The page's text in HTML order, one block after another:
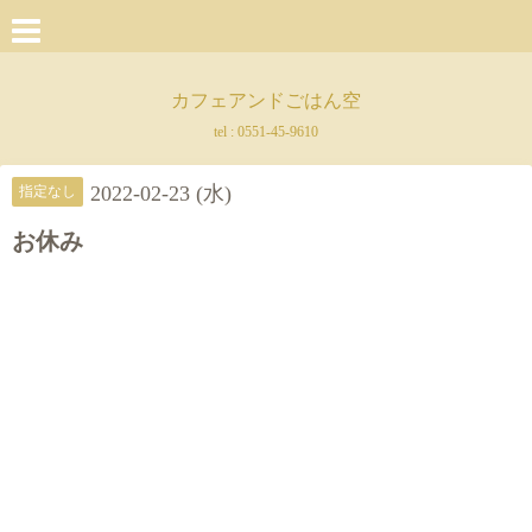
カフェアンドごはん空
tel : 0551-45-9610
指定なし 2022-02-23 (水)
お休み